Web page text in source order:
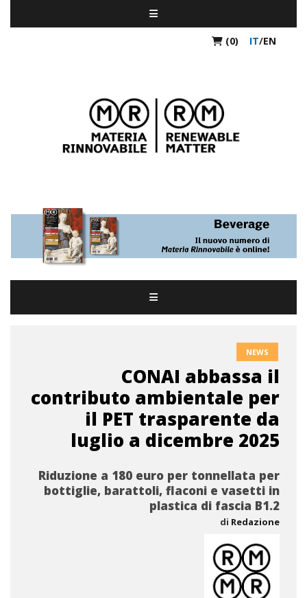
(0) IT/EN
NEWS
CONAI abbassa il
contributo ambientale per
il PET trasparente da
luglio a dicembre 2025
Riduzione a 180 euro per tonnellata per
bottiglie, barattoli, flaconi e vasetti in
plastica di fascia B1.2
di Redazione